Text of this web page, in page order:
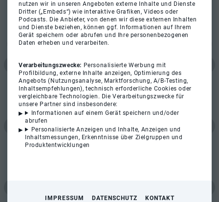
nutzen wir in unseren Angeboten externe Inhalte und Dienste
Dritter („Embeds“) wie interaktive Grafiken, Videos oder
Podcasts. Die Anbieter, von denen wir diese externen Inhalten
und Dienste beziehen, können ggf. Informationen auf Ihrem
Gerät speichern oder abrufen und Ihre personenbezogenen
Daten erheben und verarbeiten.
Verarbeitungszwecke: Personalisierte Werbung mit
Profilbildung, externe Inhalte anzeigen, Optimierung des
Angebots (Nutzungsanalyse, Marktforschung, A/B-Testing,
Inhaltsempfehlungen), technisch erforderliche Cookies oder
vergleichbare Technologien. Die Verarbeitungszwecke für
unsere Partner sind insbesondere:
Informationen auf einem Gerät speichern und/oder
abrufen
Personalisierte Anzeigen und Inhalte, Anzeigen und
Inhaltsmessungen, Erkenntnisse über Zielgruppen und
Produktentwicklungen
IMPRESSUM DATENSCHUTZ KONTAKT